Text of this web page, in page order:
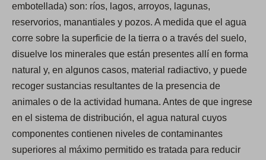
embotellada) son: ríos, lagos, arroyos, lagunas,
reservorios, manantiales y pozos. A medida que el agua
corre sobre la superficie de la tierra o a través del suelo,
disuelve los minerales que están presentes allí en forma
natural y, en algunos casos, material radiactivo, y puede
recoger sustancias resultantes de la presencia de
animales o de la actividad humana. Antes de que ingrese
en el sistema de distribución, el agua natural cuyos
componentes contienen niveles de contaminantes
superiores al máximo permitido es tratada para reducir